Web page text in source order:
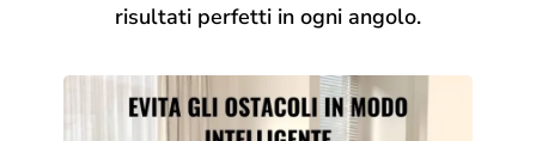
risultati perfetti in ogni angolo.